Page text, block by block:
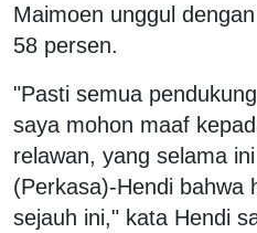
Maimoen unggul
58 persen.
"Pasti semua
saya mohon maaf
relawan, yang selama
(Perkasa)-Hendi bahwa
sejauh ini," kata Hendi